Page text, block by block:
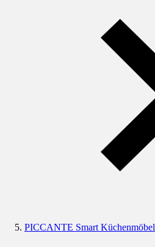
PICCANTE Smart Küchenmöbel